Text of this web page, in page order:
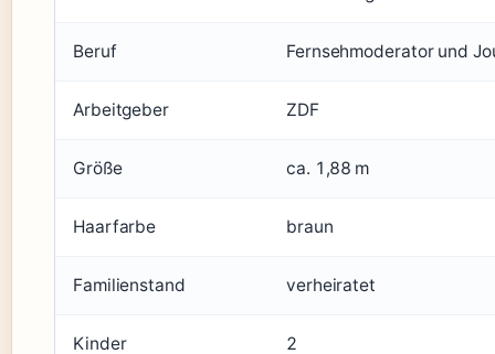
Beruf Fernsehmoderator und
Arbeitgeber ZDF
Größe ca. 1,88 m
Haarfarbe braun
Familienstand verheiratet
Kinder 2